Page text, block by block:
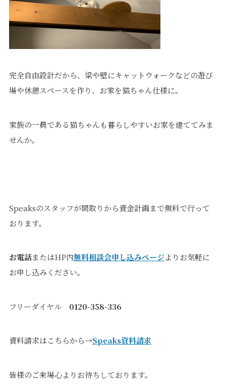
完全自由設計だから、梁や壁にキャットウォークなどの遊び
場や休憩スペースを作り、お家を猫ちゃん仕様に。
家族の一員である猫ちゃんも暮らしやすいお家を建ててみま
せんか。
Speaksのスタッフが間取りから資金計画まで無料で行って
おります。
お電話またはHP内無料相談会申し込みページよりお気軽に
お申し込みください。
フリーダイヤル 0120-358-336
資料請求はこちらから→Speaks資料請求
皆様のご来場心よりお待ちしております。